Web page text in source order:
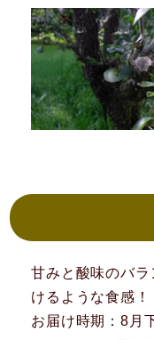
甘みと酸味のバ
けるような食感！
お届け時期：8月